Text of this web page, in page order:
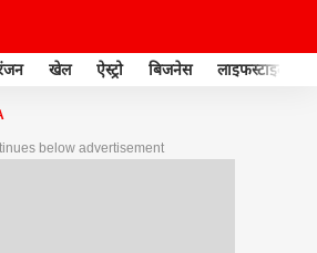
खेल ऐस्ट्रो बिजनेस लाइफस्टाइल
below advertisement